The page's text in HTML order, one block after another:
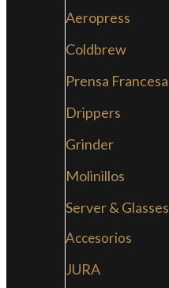
Aeropress
Coldbrew
Prensa Francesa
Drippers
Grinder
Molinillos
Server & Glasses
Accesorios
JURA